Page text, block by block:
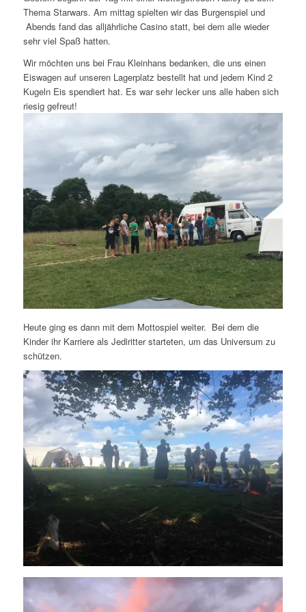
Thema Starwars. Am mittag spielten wir das Burgenspiel und
Abends fand das alljährliche Casino statt, bei dem alle wieder
sehr viel Spaß hatten.
Wir möchten uns bei Frau Kleinhans bedanken, die uns einen
Eiswagen auf unseren Lagerplatz bestellt hat und jedem Kind 2
Kugeln Eis spendiert hat. Es war sehr lecker uns alle haben sich
riesig gefreut!
Heute ging es dann mit dem Mottospiel weiter. Bei dem die
Kinder ihr Karriere als Jediritter starteten, um das Universum zu
schützen.